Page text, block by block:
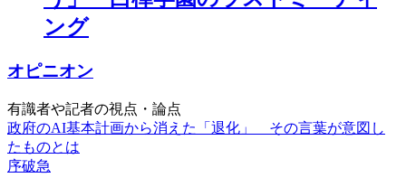
ング
オピニオン
有識者や記者の視点・論点
政府のAI基本計画から消えた「退化」 その言葉が意図し
たものとは
序破急